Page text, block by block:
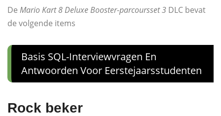
De Mario Kart 8 Deluxe Booster-parcoursset 3 DLC bevat
de volgende items
Basis SQL-Interviewvragen En
Antwoorden Voor Eerstejaarsstudenten
Rock beker